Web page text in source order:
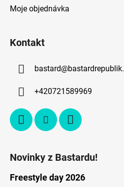
Moje objednávka
Kontakt
bastard@
+420721589969
Novinky z Bastardu!
Freestyle day 2026